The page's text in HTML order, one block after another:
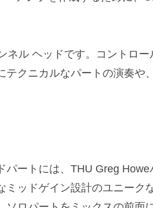
ネル ヘッドです。コントロー
クニカルなパートの演奏や
ートには、THU Greg Howe
ミッドゲイン設計のユニーク